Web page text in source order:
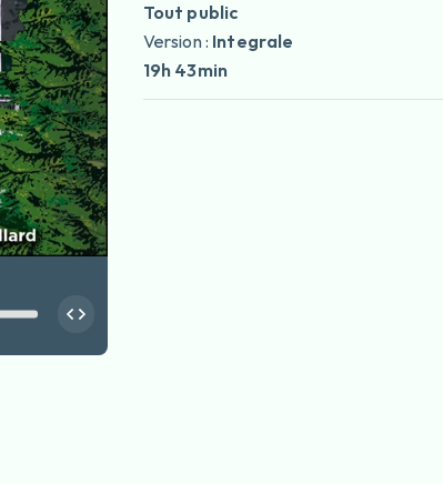
Tout public
Version : Integrale
19h 43min